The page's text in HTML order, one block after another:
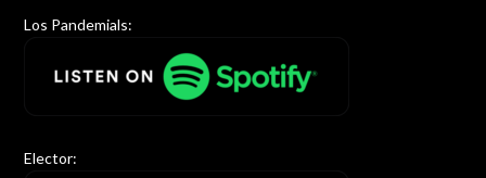
Los Pandemials:
Elector: